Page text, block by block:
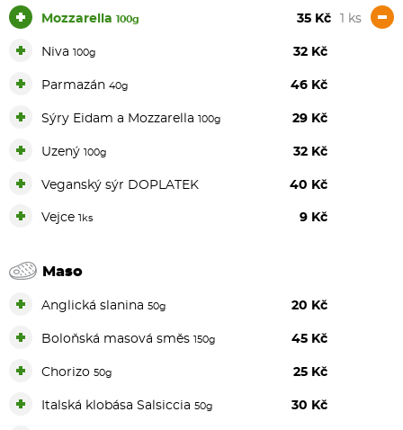
+ Mozzarella 100g 35 Kč 1 ks -
Niva 100g 32 Kč
Parmazán 40g 46 Kč
Sýry Eidam a Mozzarella 100g 29 Kč
Uzený 100g 32 Kč
Veganský sýr DOPLATEK 40 Kč
Vejce 1ks 9 Kč
Maso
Anglická slanina 50g 20 Kč
Boloňská masová směs 150g 45 Kč
Chorizo 50g 25 Kč
Italská klobása Salsiccia 50g 30 Kč